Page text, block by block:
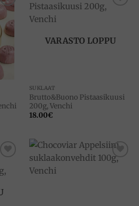
to
Add to
VARASTO LOPPU
SUKLAAT
Brutto&Buono Pistaasikuusi
200g, Venchi
18.00€
Add to